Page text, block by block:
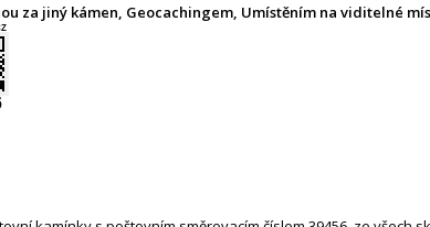
za jiný kámen, Geocachingem, Umístěním na viditelné